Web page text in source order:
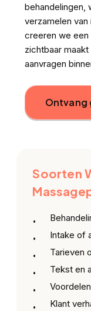
behandelingen,
verzamelen
creeren we
zichtbaar
aanvragen
Ontvang
Soorten
Intake of
Tarieven
Tekst en
Klant